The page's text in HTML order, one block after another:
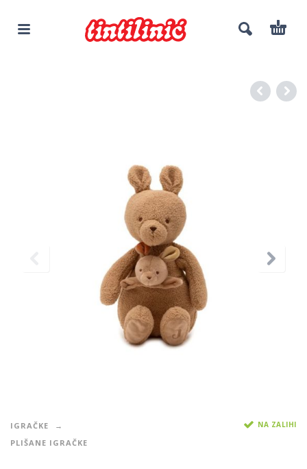
IGRAČKE
PLIŠANE IGRAČKE
NA ZALIHI